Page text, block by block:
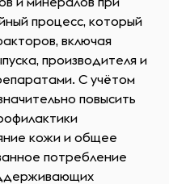
процесс, который
включая
производителя и
С учётом
повысить
кожи и общее
потребление